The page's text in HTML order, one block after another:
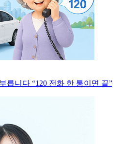
릅니다 “120 전화 한 통이면 끝”